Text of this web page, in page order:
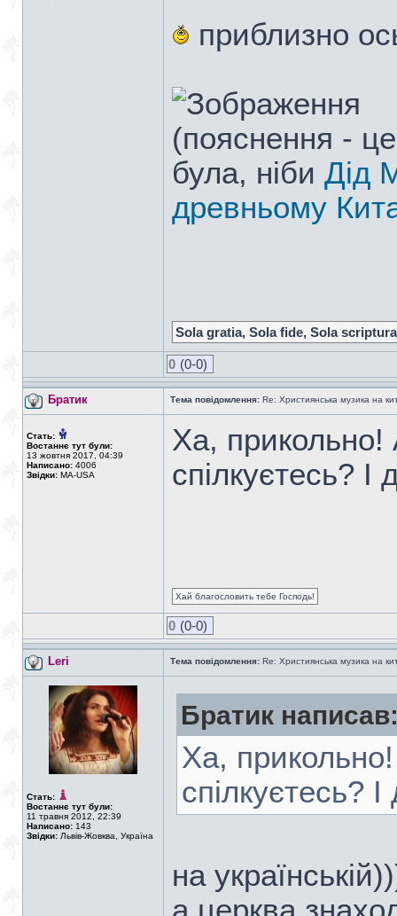
приблизно
(пояснення -
була, ніби Дід
древньому
Sola gratia, Sola fide, Sola scriptura
0 (0-0)
Братик Тема повідомлення: Re: Християнська музика на
Стать:
Востаннє тут були:
13 жовтня 2017, 04:39
Написано: 4006
Звідки: MA-USA
Ха, прикольно!
спілкуєтесь?
Хай благословить тебе Господь!
0 (0-0)
Leri Тема повідомлення: Re: Християнська музика на
Стать:
Востаннє тут були:
11 травня 2012, 22:39
Написано: 143
Звідки: Львів-Жовква, Україна
Братик
Ха,
спілкуєтесь?
на